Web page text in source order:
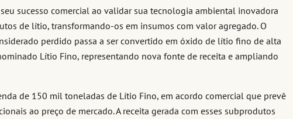
sucesso comercial ao validar sua tecnologia ambiental inovadora
de lítio, transformando-os em insumos com valor agregado. O
perdido passa a ser convertido em óxido de lítio fino de alta
Lítio Fino, representando nova fonte de receita e ampliando
de 150 mil toneladas de Lítio Fino, em acordo comercial que prevê
ao preço de mercado. A receita gerada com esses subprodutos